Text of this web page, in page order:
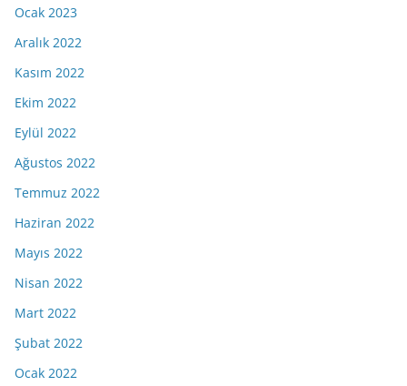
Ocak 2023
Aralık 2022
Kasım 2022
Ekim 2022
Eylül 2022
Ağustos 2022
Temmuz 2022
Haziran 2022
Mayıs 2022
Nisan 2022
Mart 2022
Şubat 2022
Ocak 2022